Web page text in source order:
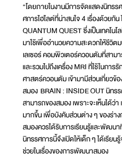
“โดยภายในงานมีการจัดแสดงนิทร
ศการไฮไลต์ที่น่าสนใจ 4 เรื่องด้วยกั
QUANTUM QUEST ซึ่งเป็นเทคโ
มาใช้เพื่ออำนวยความสะดวกให้ชีวิ
เลเซอร์ คอมพิวเตอร์ควอนตัมที่สาม
และรวมไปถึงเครื่อง MRI ที่ใช้ในการ
ศาสตร์ควอนตัม เข้ามามีส่วนเกี่ยวข้
สมอง BRAIN : INSIDE OUT นิทร
สามารถของสมอง เพราะจะเห็นได้ว่
มากขึ้น เพื่อบังคับส่วนต่าง ๆ ของร่า
สมองควรได้รับการเรียนรู้และพัฒนา
นิทรรศการนี้จึงเปิดให้เด็ก ๆ ได้เรีย
ช่วยในเรื่องของการพัฒนาสมอง